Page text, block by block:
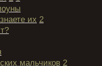
их 2
мальчиков 2